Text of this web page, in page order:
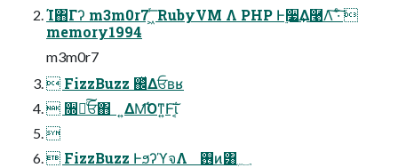
Ί΋Γʔ m3m0r7 ͖ͬ͞ RubyVM Λ PHP Ͱ࣮૷͢Δ࿩Λ͠ ·ͨ͠ 
memory1994
m3m0r7
 FizzBuzz ஌ͬͯΔਓʙʁ
 ૝૾ͨ͠ਓ΋ ͍ΔΜ͡Όͳ͍Ͱ͠ΐ͏͔
